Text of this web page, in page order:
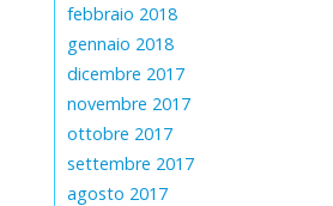
febbraio 2018
gennaio 2018
dicembre 2017
novembre 2017
ottobre 2017
settembre 2017
agosto 2017